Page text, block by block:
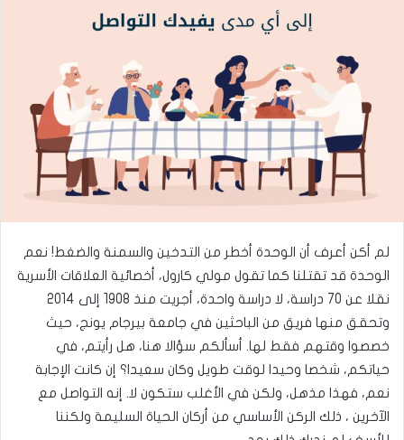
لم أكن أعرف أن الوحدة أخطر من التدخين والسمنة والضغط! نعم
الوحدة قد تقتلنا كما تقول مولي كارول، أخصائية العلاقات الأسرية
نقلا عن 70 دراسة، لا دراسة واحدة، أجريت منذ 1908 إلى 2014
وتحقق منها فريق من الباحثين في جامعة بيرجام يونج، حيث
خصصوا وقتهم فقط لها. أسألكم سؤالا هنا، هل رأيتم، في
حياتكم، شخصا وحيدا لوقت طويل وكان سعيدا؟ إن كانت الإجابة
نعم، فهذا مذهل، ولكن في الأغلب ستكون لا. إنه التواصل مع
الآخرين ، ذلك الركن الأساسي من أركان الحياة السليمة ولكننا